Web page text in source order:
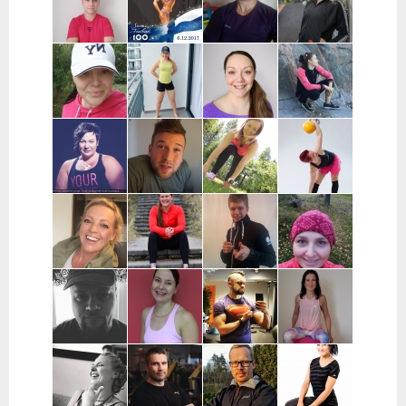
Uusimaa
Turku
Samuli Lätti |
Oulu
Agnieszka
Jonczyk |
Hämeenlinna
Anu Keskitalo
| Oulu
Heta Kurko |
Jyväskylä,
Vaajakoski
Päivi Griffin |
Jyväskylä,
Muurame,
Äänekoski
Sinnasport |
Helsinki,
Espoo, Turku,
Raisio,
Naantali
Annina Kaija |
Helsinki,
Espoo, Vantaa
Jaana Wuoma
| Helsinki,
Espoo, Vantaa
Riikka Harjula
| Tampere,
Nokia
Jani Rantala |
Turku,
Naantali,
Raisio
Hanne
Tuominiemi |
Vantaa,
pääkaupunkiseutu
Sari Dahlsten
| Pohjanmaa
Anette Huila |
Turku,
Kaarina,
Raisio,
Parainen
Amanda Silver |
Tuusula,
pääkaupunkiseutu
Arttu
Pakkanen |
Kouvola ja
lähialueet
Katja Kataja |
Laitila,
Uusikaupunki,
Mynämäki
Janne Mattila
Tiina Ekman |
Tampere,
Kangasala,
Pirkanmaa
Tommi Juvenius |
Pääkaupunkiseutu,
Etävalmennus
Personal
Trainer Rauna
Poutanen |
Tampere,